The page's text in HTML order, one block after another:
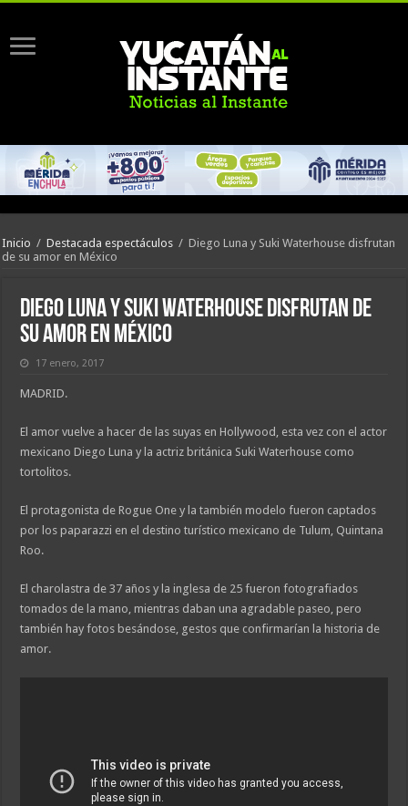
Inicio / Destacada espectáculos / Diego Luna y Suki Waterhouse disfrutan
de su amor en México
Diego Luna y Suki Waterhouse disfrutan de
su amor en México
17 enero, 2017
MADRID.
El amor vuelve a hacer de las suyas en Hollywood, esta vez con el actor
mexicano Diego Luna y la actriz británica Suki Waterhouse como
tortolitos.
El protagonista de Rogue One y la también modelo fueron captados
por los paparazzi en el destino turístico mexicano de Tulum, Quintana
Roo.
El charolastra de 37 años y la inglesa de 25 fueron fotografiados
tomados de la mano, mientras daban una agradable paseo, pero
también hay fotos besándose, gestos que confirmarían la historia de
amor.